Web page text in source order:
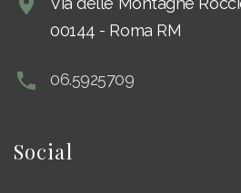
00144 - Roma RM
06.5925709
Social